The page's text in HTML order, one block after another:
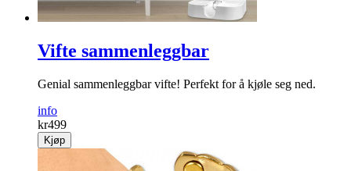
Vifte sammenleggbar
Genial sammenleggbar vifte! Perfekt for å kjøle seg ned.
info
kr499
Kjøp